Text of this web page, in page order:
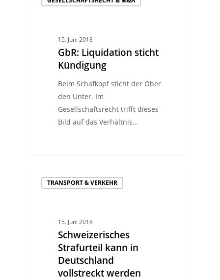
15. Juni 2018
GbR: Liquidation sticht
Kündigung
Beim Schafkopf sticht der Ober
den Unter. Im
Gesellschaftsrecht trifft dieses
Bild auf das Verhältnis…
TRANSPORT & VERKEHR
15. Juni 2018
Schweizerisches
Strafurteil kann in
Deutschland
vollstreckt werden